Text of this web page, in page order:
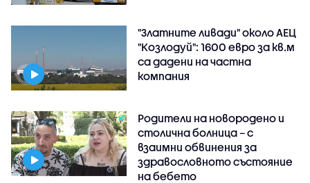
"Златните ливади" около АЕЦ
"Козлодуй": 1600 евро за кв.м
са дадени на частна
компания
Родители на новородено и
столична болница – с
взаимни обвинения за
здравословното състояние
на бебето